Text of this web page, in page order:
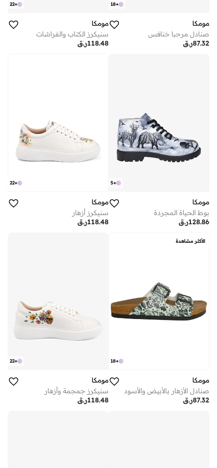
+
18
مومكا
صنادل مرحبا خنافس
ر.ق87.32
+
22
مومكا
سنيكرز الكتاب والفراشات
ر.ق118.48
+
5
مومكا
بوط الحياة المجردة
ر.ق128.86
+
22
مومكا
سنيكرز أزهار
ر.ق118.48
الأكثر مشاهدة
+
18
مومكا
صنادل الأزهار بالأبيض والأسود
ر.ق87.32
+
22
مومكا
سنيكرز جمجمة وأزهار
ر.ق118.48